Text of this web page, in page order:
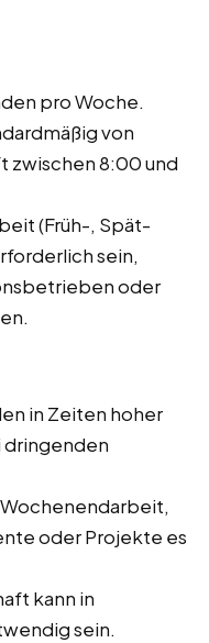
pro Woche.
von
zwischen 8:00 und
(Früh-, Spät-
sein,
oder
in Zeiten hoher
oder Projekte es
kann in
sein.